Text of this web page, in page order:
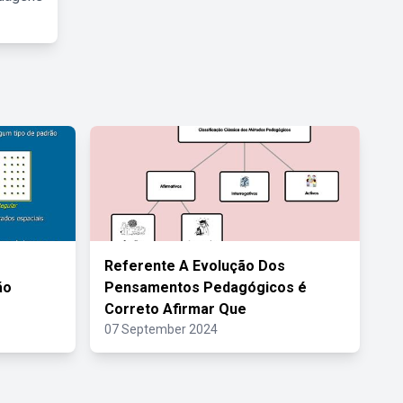
Referente A Evolução Dos
Pensamentos Pedagógicos é
Correto Afirmar Que
07 September 2024